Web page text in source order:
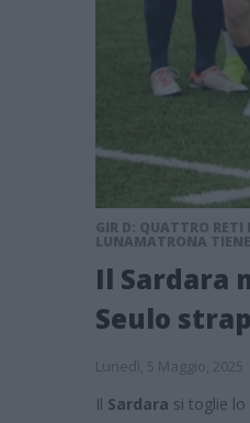
GIR D: QUATTRO RETI
LUNAMATRONA
Il Sardara
Seulo
Lunedì, 5 Maggio, 2025
Il Sardara si toglie